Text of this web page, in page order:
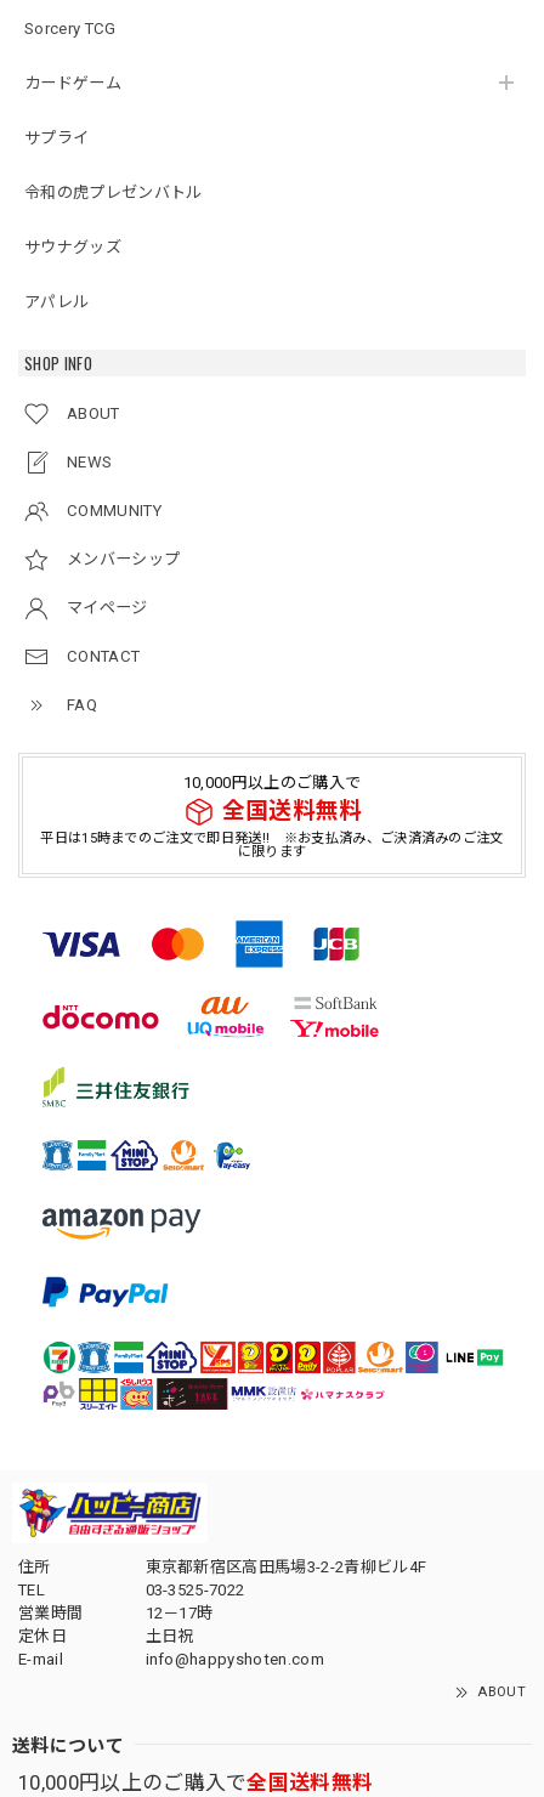
Sorcery TCG
カードゲーム
サプライ
令和の虎プレゼンバトル
サウナグッズ
アパレル
SHOP INFO
ABOUT
NEWS
COMMUNITY
メンバーシップ
マイページ
CONTACT
FAQ
10,000円以上のご購入で
全国送料無料
平日は15時までのご注文で即日発送!! ※お支払済み、ご決済済みのご注文
に限ります
住所
東京都新宿区高田馬場3-2-2青柳ビル4F
TEL
03-3525-7022
営業時間
12－17時
定休日
土日祝
E-mail
info@happyshoten.com
ABOUT
送料について
10,000円以上のご購入で全国送料無料